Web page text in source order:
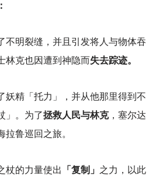
不明裂缝，并且引发将人与物体吞
林克也因遭到神隐而失去踪迹。
妖精「托力」，并从他那里得到不
」。为了拯救人民与林克，塞尔达
鲁巡回之旅。
杖的力量使出 「复制」 之力，以此